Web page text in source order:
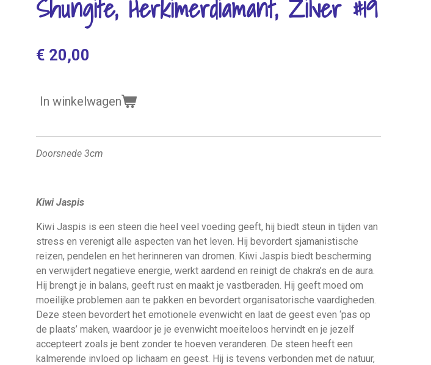
Shungite, Herkimerdiamant, Zilver #19
€ 20,00
In winkelwagen
Doorsnede 3cm
Kiwi Jaspis
Kiwi Jaspis is een steen die heel veel voeding geeft, hij biedt steun in tijden van
stress en verenigt alle aspecten van het leven. Hij bevordert sjamanistische
reizen, pendelen en het herinneren van dromen. Kiwi Jaspis biedt bescherming
en verwijdert negatieve energie, werkt aardend en reinigt de chakra’s en de aura.
Hij brengt je in balans, geeft rust en maakt je vastberaden. Hij geeft moed om
moeilijke problemen aan te pakken en bevordert organisatorische vaardigheden.
Deze steen bevordert het emotionele evenwicht en laat de geest even ‘pas op
de plaats’ maken, waardoor je je evenwicht moeiteloos hervindt en je jezelf
accepteert zoals je bent zonder te hoeven veranderen. De steen heeft een
kalmerende invloed op lichaam en geest. Hij is tevens verbonden met de natuur,